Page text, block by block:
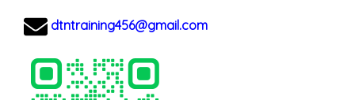
dtntraining456@gmail.com